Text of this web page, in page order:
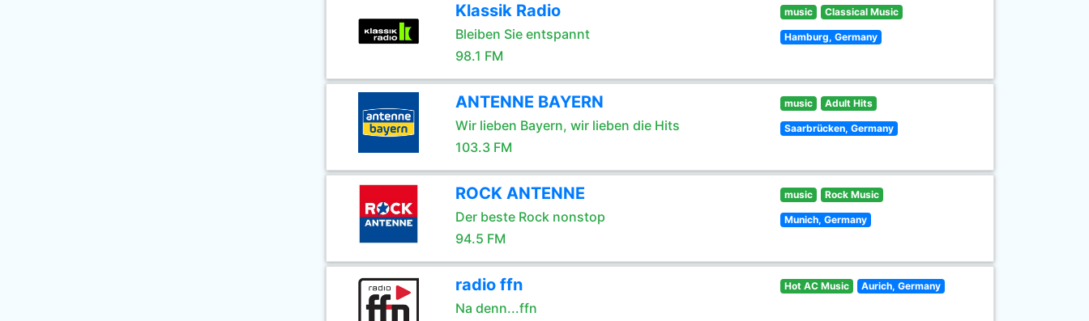
Klassik Radio
Bleiben Sie entspannt
98.1 FM
music Classical Music
Hamburg, Germany
ANTENNE BAYERN
Wir lieben Bayern, wir lieben die Hits
103.3 FM
music Adult Hits
Saarbrücken, Germany
ROCK ANTENNE
Der beste Rock nonstop
94.5 FM
music Rock Music
Munich, Germany
radio ffn
Na denn...ffn
Hot AC Music Aurich, Germany